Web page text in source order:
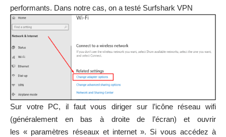
performants. Dans notre cas, on a testé Surfshark VPN
Sur votre PC, il faut vous diriger sur l’icône réseau wifi
(généralement en bas à droite de l’écran) et ouvrir
les « paramètres réseaux et internet ». Si vous accédez à